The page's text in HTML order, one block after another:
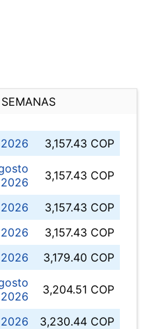
3,157.43 COP
2026
3,157.43 COP
3,157.43 COP
3,157.43 COP
3,179.40 COP
2026
3,204.51 COP
3,230.44 COP